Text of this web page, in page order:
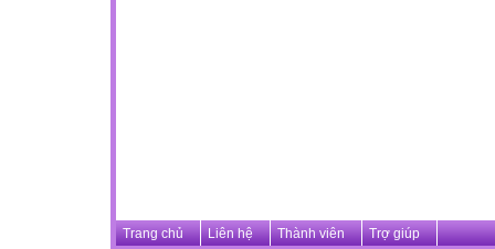
Trang chủ Liên hệ Thành viên Trợ giúp